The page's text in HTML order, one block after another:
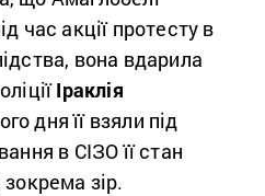
час акції протесту в
вона вдарила
Іраклія
дня її взяли під
в СІЗО її стан
зір.